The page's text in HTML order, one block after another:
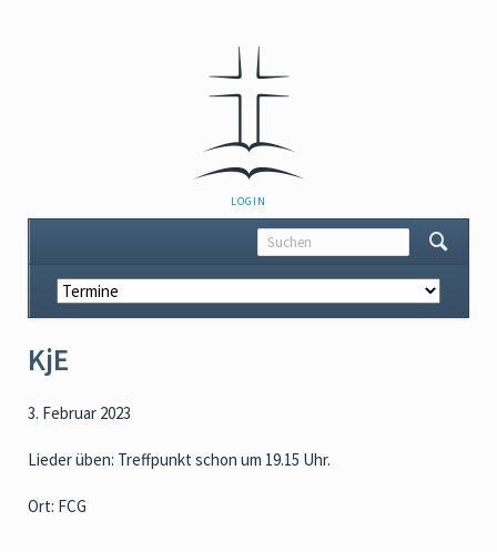
NAVIGATION
ÜBERSPRINGEN
LOGIN
Navigation
überspringen
KjE
3. Februar 2023
Lieder üben: Treffpunkt schon um 19.15 Uhr.
Ort: FCG